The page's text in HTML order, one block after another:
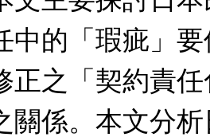
中的「瑕疵」
正之「契約責
關係。本文分